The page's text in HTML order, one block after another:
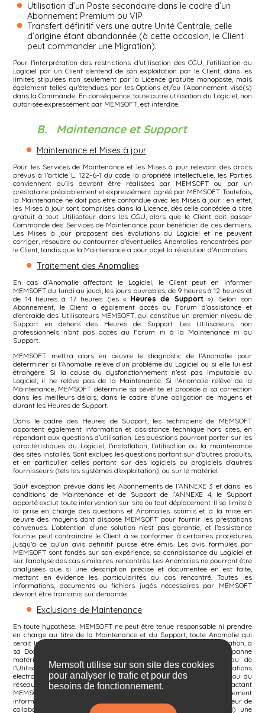
Utilisation d’un Poste secondaire dans le cadre d’un
Abonnement Premium ou VIP
Transfert définitif vers une autre Unité Centrale, celle
d’origine étant abandonnée (à cette occasion, le Client
peut commander une Migration).
Pour l’interprétation des restrictions d’utilisation des CGU, l’utilisation du
Logiciel par un Client s’entend de son exploitation par le Client, dans les
limites stipulées non seulement par la Licence gratuite monoposte, mais
également telles qu’étendues par les Options et/ou l’Abonnement visé(s)
dans la Commande. En conséquence, toute autre utilisation du Logiciel, non
autorisée expressément par MEMSOFT, est interdite.
B. Maintenance et Support
Maintenance et Mises à jour
Pour les Services de Maintenance et les Mises à jour relevant des droits
prévus à l’article L. 122-6-1 du code la propriété intellectuelle, les Parties
conviennent qu’ils devront être réalisées par MEMSOFT ou par un
prestataire préalablement et expressément agréé par MEMSOFT. Toutefois,
la Maintenance ne doit pas être confondue avec les Mises à jour : en effet,
les Mises à jour sont comprises dans la Licence, dès celle concédée à titre
gratuit à tout Utilisateur dans les CGU, alors que le Client doit passer
Commande des Services de Maintenance pour bénéficier de ces derniers.
Les Mises à jour proposent des évolutions du Logiciel et ne peuvent
corriger, résoudre ou contourner d’éventuelles Anomalies rencontrées par
le Client, tandis que la Maintenance a pour objet la résolution d’Anomalies.
Traitement des Anomalies
En cas d’Anomalie affectant le Logiciel, le Client peut en informer
MEMSOFT du lundi au jeudi, les jours ouvrables, de 9 heures à 12 heures et
de 14 heures à 17 heures (les « Heures de Support»). Selon son
Abonnement, le Client a également accès au Forum d’assistance et
d’entraide des Utilisateurs MEMSOFT, qui constitue un premier niveau de
Support en dehors des Heures de Support. Les Utilisateurs non
professionnels n’ont pas accès au Forum ni à la Maintenance ni au
Support.
MEMSOFT mettra alors en œuvre le diagnostic de l’Anomalie pour
déterminer si l’Anomalie relève d’un problème du Logiciel ou si elle lui est
étrangère. Si la cause du dysfonctionnement n’est pas imputable au
Logiciel, il ne relève pas de la Maintenance. Si l’Anomalie relève de la
Maintenance, MEMSOFT détermine sa sévérité et procède à sa correction
dans les meilleurs délais, dans le cadre d’une obligation de moyens et
durant les Heures de Support.
Dans le cadre des Heures de Support, les techniciens de MEMSOFT
apportent également information et assistance technique hors sites, en
répondant aux questions d’utilisation. Les questions pourront porter sur les
caractéristiques du Logiciel, l’installation, l’utilisation ou la maintenance
des sites installés. Sont exclues les questions portant sur d’autres produits,
et en particulier celles portant sur des logiciels ou progiciels d’autres
fournisseurs (tels les systèmes d’exploitation), ou sur le matériel.
Sauf exception prévue dans les Abonnements de l’ANNEXE 3 et dans les
conditions de Maintenance et de Support de l’ANNEXE 4, le Support
apporté exclut toute intervention sur site ou tout déplacement. Il se limite à
la prise en charge des questions et Anomalies soumis et à la mise en
œuvre des moyens dont dispose MEMSOFT pour fournir les prestations
convenues. L’obtention d’une solution n’est pas garantie, et l’assistance
fournie peut contraindre le Client à se conformer à certaines procédures
jusqu’à ce qu’un avis définitif puisse être émis. Les avis formulés par
MEMSOFT sont fondés sur son expérience, sa connaissance du Logiciel et
sur l’analyse des cas similaires rencontrés. Les Anomalies ne pourront être
analysées que si une description précise et documentée en est faite,
mettant en évidence les particularités du cas rencontré. Toutes les
informations, documents ou fichiers jugés nécessaires par MEMSOFT
devront être transmis sur demande.
Exclusions de Maintenance
En toute hypothèse, MEMSOFT ne peut être tenue responsable ni prendre
en charge au titre de la Maintenance et du Support, toute Anomalie qui
serait liée à (i) une utilisation du Logiciel non conforme à sa destination, à
sa Documentation ou aux préconisations de MEMSOFT, (ii) une panne
matérielle ou logicielle du système informatique ou du réseau de
l’Utilisateur, (iii) une défaillance des réseaux de communications
électroniques, ralentissement ou engorgement du réseau internet ou du
réseau de l’Utilisateur ou tout autre cas de force majeure impactant
MEMSOFT ou ses sous-traitants, (iv) un paramétrage de l’environnement
informatique ou des postes de l’Utilisateur, (v) un refus de l’Utilisateur de
collaborer avec MEMSOFT dans la résolution des Anomalies, (vi) une
Memsoft utilise sur son site des cookies
pour analyser le trafic et pour des
besoins de fonctionnement.